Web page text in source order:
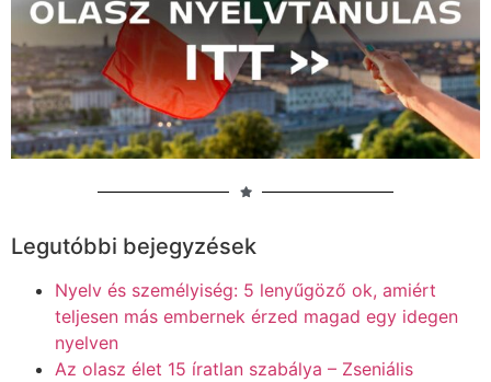
Legutóbbi bejegyzések
Nyelv és személyiség: 5 lenyűgöző ok, amiért
teljesen más embernek érzed magad egy idegen
nyelven
Az olasz élet 15 íratlan szabálya – Zseniális